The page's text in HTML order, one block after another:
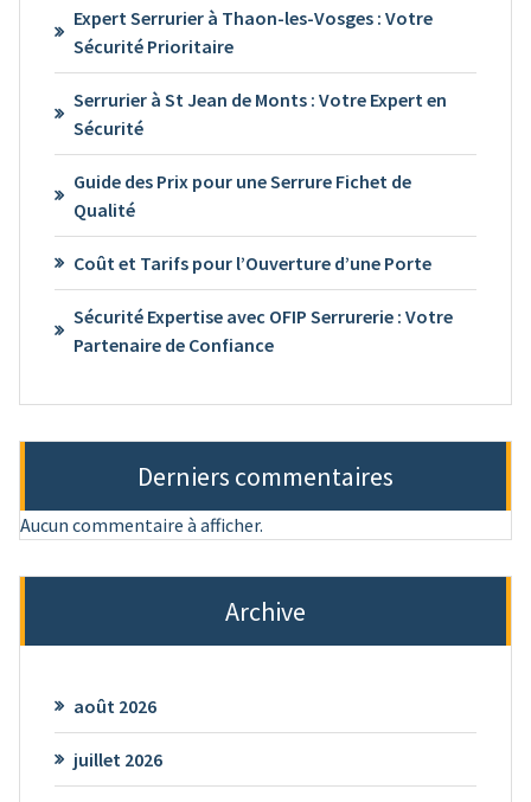
Expert Serrurier à Thaon-les-Vosges : Votre
Sécurité Prioritaire
Serrurier à St Jean de Monts : Votre Expert en
Sécurité
Guide des Prix pour une Serrure Fichet de
Qualité
Coût et Tarifs pour l’Ouverture d’une Porte
Sécurité Expertise avec OFIP Serrurerie : Votre
Partenaire de Confiance
Derniers commentaires
Aucun commentaire à afficher.
Archive
août 2026
juillet 2026